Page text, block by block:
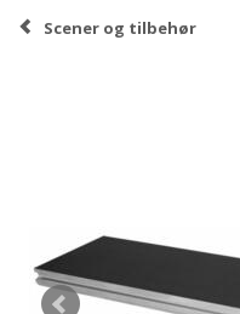
Scener og tilbehør